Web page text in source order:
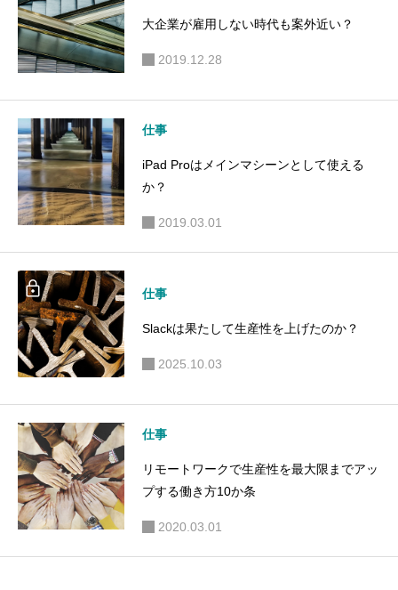
大企業が雇用しない時代も案外近い？
2019.12.28
仕事
iPad Proはメインマシーンとして使える
か？
2019.03.01
仕事
Slackは果たして生産性を上げたのか？
2025.10.03
仕事
リモートワークで生産性を最大限までアッ
プする働き方10か条
2020.03.01